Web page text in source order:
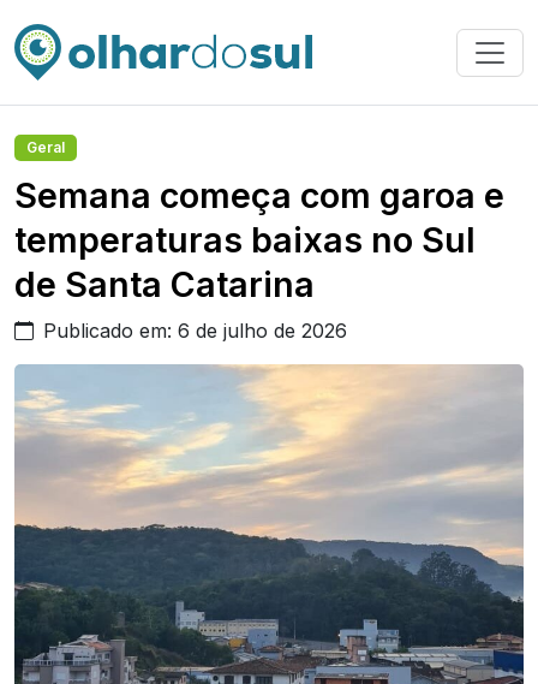
Geral
Semana começa com garoa e
temperaturas baixas no Sul
de Santa Catarina
Publicado em: 6 de julho de 2026